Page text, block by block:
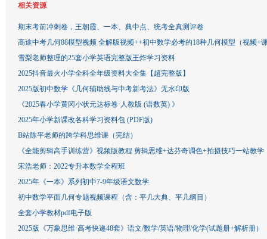
相关资源
期末考前冲刺卷，王朝霞、一本、典中点、统考全真测评卷
高途中考几何88模型视频 全解版视频++初中数学必考的18种几何模型（视频+
雪梨老师整理的25套小学英语完整版王炸学习资料
2025抖音最火小学全科全年级资料大全集【超完整版】
2025版初中数学《几何辅助线与中考新考法》无水印版
《2025春小学黄冈小状元达标卷·人教版 (语数英) 》
2025年小学新课改各科学习资料包 (PDF版)
B站陈平老师的跨学科思维课（完结）
《全能剪辑高手训练营》视频版教程 剪辑思维+达芬奇调色+拍摄技巧一站教学
宋浩老师：2022专升本数学全程班
2025年《一本》系列初中7-9年级语文数学
初中数学平面几何专题视频课程（含：平几大典、平几纲目）
全套小学教材pdf电子版
2025版《万象思维·高考快递48套》语文/数学/英语/物理/化学(试题册+解析册）